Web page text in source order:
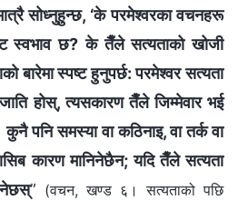
सोध्‍नुहुन्छ, ‘के परमेश्‍वरका वचनहरू
स्वभाव छ? के तैँले सत्यताको खोजी
बारेमा स्पष्ट हुनुपर्छ: परमेश्‍वर सत्यता
होस्, त्यसकारण तैँले जिम्मेवार भई
पनि समस्या वा कठिनाइ, वा तर्क वा
कारण मानिनेछैन; यदि तैँले सत्यता
” (वचन, खण्ड ६। सत्यताको पछि